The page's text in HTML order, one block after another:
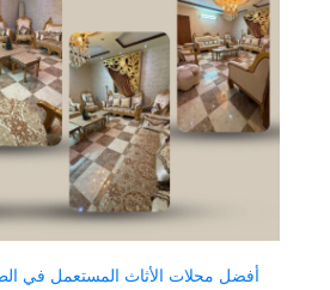
أفضل محلات الأثاث المستعمل في